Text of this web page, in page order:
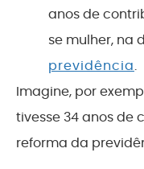
anos de
se mulher, na
previdência.
Imagine, por
tivesse 34 anos de
reforma da